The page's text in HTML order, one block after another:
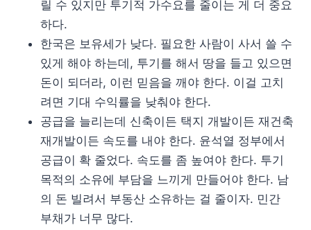
릴 수 있지만 투기적 가수요를 줄이는 게 더 중요
하다.
한국은 보유세가 낮다. 필요한 사람이 사서 쓸 수
있게 해야 하는데, 투기를 해서 땅을 들고 있으면
돈이 되더라, 이런 믿음을 깨야 한다. 이걸 고치
려면 기대 수익률을 낮춰야 한다.
공급을 늘리는데 신축이든 택지 개발이든 재건축
재개발이든 속도를 내야 한다. 윤석열 정부에서
공급이 확 줄었다. 속도를 좀 높여야 한다. 투기
목적의 소유에 부담을 느끼게 만들어야 한다. 남
의 돈 빌려서 부동산 소유하는 걸 줄이자. 민간
부채가 너무 많다.